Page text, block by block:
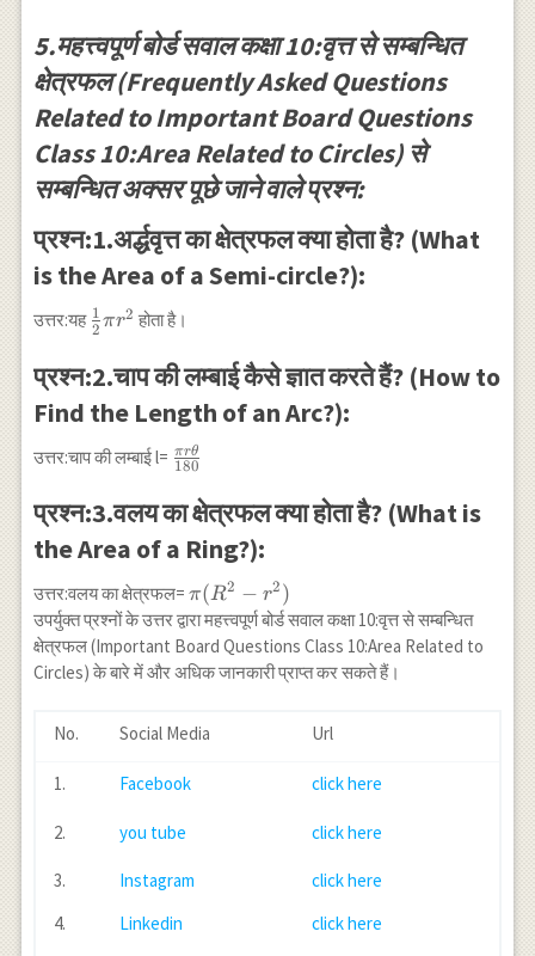
5.महत्त्वपूर्ण बोर्ड सवाल कक्षा 10:वृत्त से सम्बन्धित
क्षेत्रफल (Frequently Asked Questions
Related to Important Board Questions
Class 10:Area Related to Circles) से
सम्बन्धित अक्सर पूछे जाने वाले प्रश्न:
प्रश्न:1.अर्द्धवृत्त का क्षेत्रफल क्या होता है? (What
is the Area of a Semi-circle?):
उत्तर:यह \frac{1}
r^2
2
1 πr2 होता है।
प्रश्न:2.चाप की लम्बाई कैसे ज्ञात करते हैं? (How to
Find the Length of an Arc?):
उत्तर:चाप की लम्बाई l= \frac{\pi
{180}
180
πrθ
प्रश्न:3.वलय का क्षेत्रफल क्या होता है? (What is
the Area of a Ring?):
उत्तर:वलय का क्षेत्रफल= \pi(R^2-
r^2)
π(R2 − r2 )
उपर्युक्त प्रश्नों के उत्तर द्वारा महत्त्वपूर्ण बोर्ड सवाल कक्षा 10:वृत्त से सम्बन्धित
क्षेत्रफल (Important Board Questions Class 10:Area Related to
Circles) के बारे में और अधिक जानकारी प्राप्त कर सकते हैं।
No. Social Media Url
1. Facebook click here
2. you tube click here
3. Instagram
click here
4.
Linkedin click here